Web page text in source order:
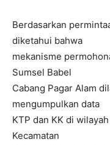
Berdasarkan
diketahui bahwa
mekanisme
Sumsel Babel
Cabang Pagar Alam
mengumpulkan data
KTP dan KK di
Kecamatan